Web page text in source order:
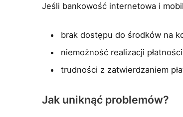
Jeśli bankowość internetowa i
brak dostępu do środków na
niemożność realizacji
trudności z zatwierdzaniem
Jak uniknąć problemów?